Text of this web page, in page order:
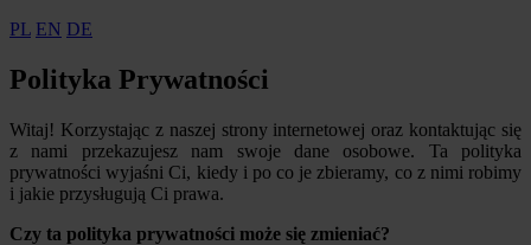
PL EN DE
Polityka Prywatności
Witaj! Korzystając z naszej strony internetowej oraz kontaktując się
z nami przekazujesz nam swoje dane osobowe. Ta polityka
prywatności wyjaśni Ci, kiedy i po co je zbieramy, co z nimi robimy
i jakie przysługują Ci prawa.
Czy ta polityka prywatności może się zmieniać?